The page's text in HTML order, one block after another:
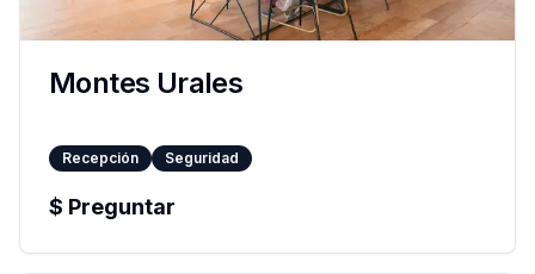
Montes Urales
Recepción Seguridad
$ Preguntar